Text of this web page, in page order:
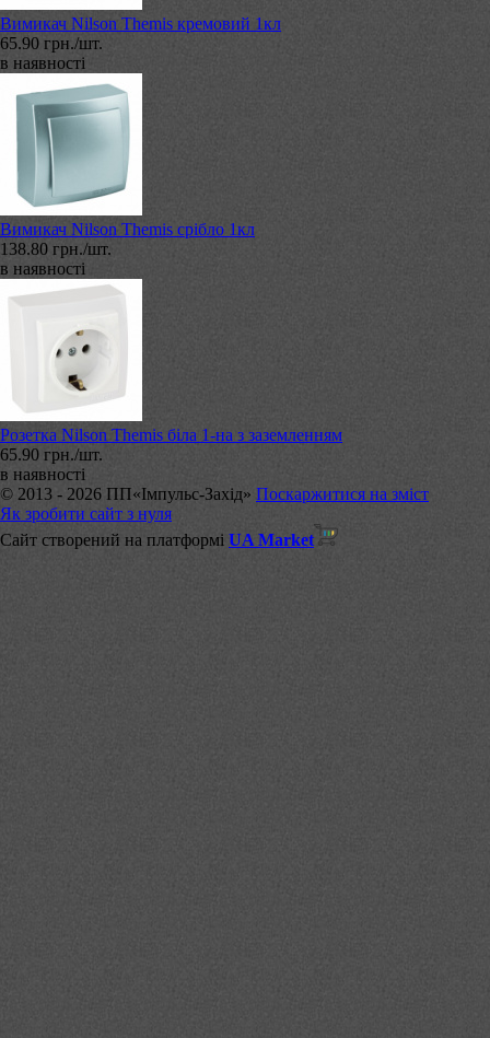
Вимикач Nilson Themis кремовий 1кл
65.90 грн./шт.
в наявності
Вимикач Nilson Themis срібло 1кл
138.80 грн./шт.
в наявності
Розетка Nilson Themis біла 1-на з заземленням
65.90 грн./шт.
в наявності
© 2013 - 2026 ПП«Імпульс-Захід» Поскаржитися на зміст
Як зробити сайт з нуля
Сайт створений на платформі UA Market